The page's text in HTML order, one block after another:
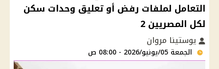
التعامل لملفات رفض أو تعليق وحدات سكن
لكل المصريين 2
يوستينا مروان
الجمعة 05/يونيو/2026 - 08:00 ص